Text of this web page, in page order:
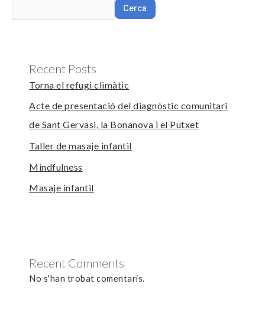
Cerca
Recent Posts
Torna el refugi climàtic
Acte de presentació del diagnòstic comunitari
de Sant Gervasi, la Bonanova i el Putxet
Taller de masaje infantil
Mindfulness
Masaje infantil
Recent Comments
No s'han trobat comentaris.